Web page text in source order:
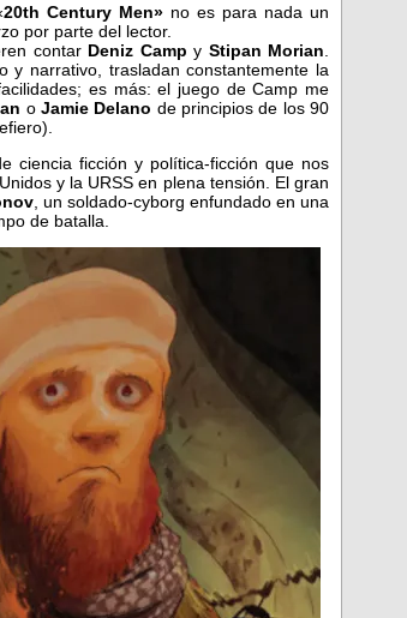
20th Century Men»no es para nada un
por parte del lector.
contar Deniz Campy Stipan Morian
y narrativo, trasladan constantemente la
es más: el juego de Camp me
oJamie Delano de principios de los 90
ciencia ficción y política-ficción que nos
y la URSS en plena tensión. El gran
, un soldado-cyborg enfundado en una
de batalla.